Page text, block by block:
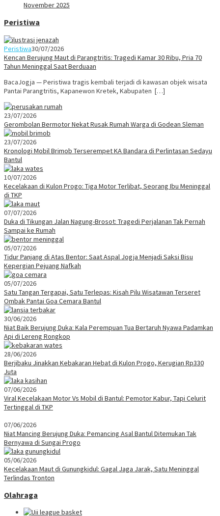
November 2025
Peristiwa
Peristiwa30/07/2026
Kencan Berujung Maut di Parangtritis: Tragedi Kamar 30 Ribu, Pria 70
Tahun Meninggal Saat Berduaan
BacaJogja — Peristiwa tragis kembali terjadi di kawasan objek wisata
Pantai Parangtritis, Kapanewon Kretek, Kabupaten […]
23/07/2026
Gerombolan Bermotor Nekat Rusak Rumah Warga di Godean Sleman
23/07/2026
Kronologi Mobil Brimob Terserempet KA Bandara di Perlintasan Sedayu
Bantul
10/07/2026
Kecelakaan di Kulon Progo: Tiga Motor Terlibat, Seorang Ibu Meninggal
di TKP
07/07/2026
Duka di Tikungan Jalan Nagung-Brosot: Tragedi Perjalanan Tak Pernah
Sampai ke Rumah
05/07/2026
Tidur Panjang di Atas Bentor: Saat Aspal Jogja Menjadi Saksi Bisu
Kepergian Pejuang Nafkah
05/07/2026
Satu Tangan Tergapai, Satu Terlepas: Kisah Pilu Wisatawan Terseret
Ombak Pantai Goa Cemara Bantul
30/06/2026
Niat Baik Berujung Duka: Kala Perempuan Tua Bertaruh Nyawa Padamkan
Api di Lereng Rongkop
28/06/2026
Berjibaku Jinakkan Kebakaran Hebat di Kulon Progo, Kerugian Rp330
Juta
07/06/2026
Viral Kecelakaan Motor Vs Mobil di Bantul: Pemotor Kabur, Tapi Celurit
Tertinggal di TKP
07/06/2026
Niat Mancing Berujung Duka: Pemancing Asal Bantul Ditemukan Tak
Bernyawa di Sungai Progo
05/06/2026
Kecelakaan Maut di Gunungkidul: Gagal Jaga Jarak, Satu Meninggal
Terlindas Tronton
Olahraga